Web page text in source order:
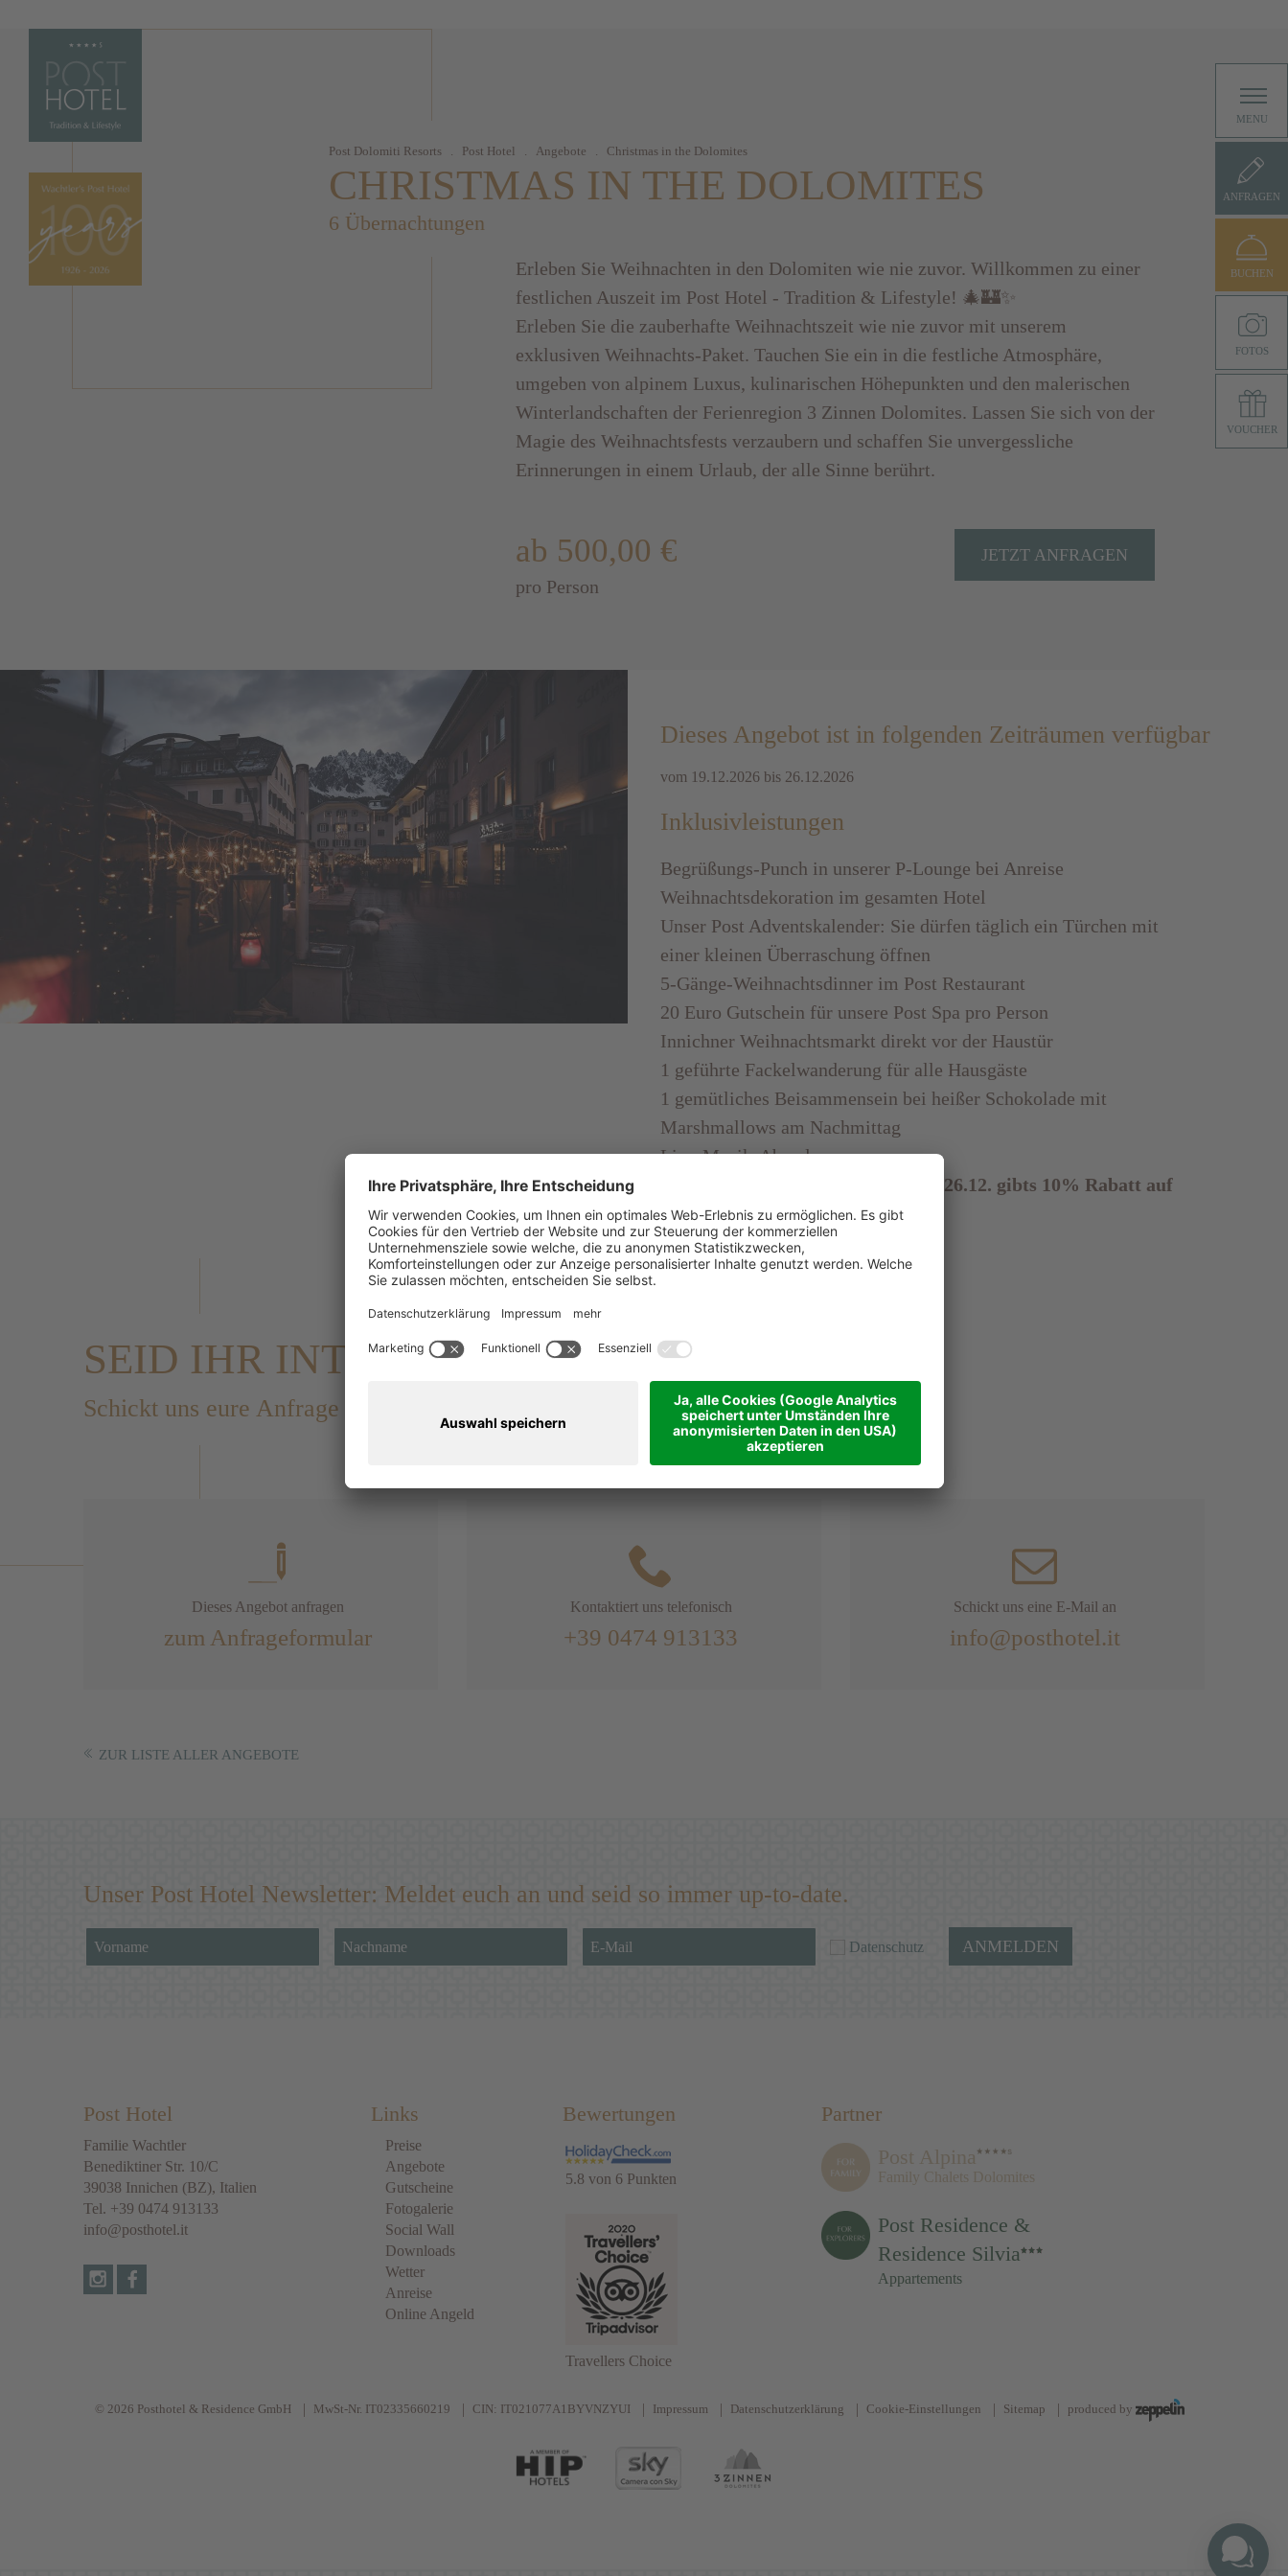
Post Dolomiti Resorts . Post Hotel . Angebote . Christmas in the Dolomites
CHRISTMAS IN THE DOLOMITES
6 Übernachtungen
Erleben Sie Weihnachten in den Dolomiten wie nie zuvor. Willkommen zu einer
festlichen Auszeit im Post Hotel - Tradition & Lifestyle! 🎄🏰✨
Erleben Sie die zauberhafte Weihnachtszeit wie nie zuvor mit unserem
exklusiven Weihnachts-Paket. Tauchen Sie ein in die festliche Atmosphäre,
umgeben von alpinem Luxus, kulinarischen Höhepunkten und den malerischen
Winterlandschaften der Ferienregion 3 Zinnen Dolomites. Lassen Sie sich von der
Magie des Weihnachtsfests verzaubern und schaffen Sie unvergessliche
Erinnerungen in einem Urlaub, der alle Sinne berührt.
ab 500,00 €
pro Person
JETZT ANFRAGEN
Dieses Angebot ist in folgenden Zeiträumen verfügbar
vom 19.12.2026 bis 26.12.2026
Inklusivleistungen
Begrüßungs-Punch in unserer P-Lounge bei Anreise
Weihnachtsdekoration im gesamten Hotel
Unser Post Adventskalender: Sie dürfen täglich ein Türchen mit
einer kleinen Überraschung öffnen
5-Gänge-Weihnachtsdinner im Post Restaurant
20 Euro Gutschein für unsere Post Spa pro Person
Innichner Weihnachtsmarkt direkt vor der Haustür
1 geführte Fackelwanderung für alle Hausgäste
1 gemütliches Beisammensein bei heißer Schokolade mit
Marshmallows am Nachmittag
Live-Musik-Abend
Ab 6 Nächten zwischen 18.12. und 26.12. gibts 10% Rabatt auf
den Halbpensionspreis
SEID IHR INTERESSIERT?
Schickt uns eure Anfrage oder ruft uns gleich an
Dieses Angebot anfragen
zum Anfrageformular
Kontaktiert uns telefonisch
+39 0474 913133
Schickt uns eine E-Mail an
info@posthotel.it
ZUR LISTE ALLER ANGEBOTE
Unser Post Hotel Newsletter: Meldet euch an und seid so immer up-to-date.
Datenschutz ANMELDEN
Post Hotel
Familie Wachtler
Benediktiner Str. 10/C
39038 Innichen (BZ), Italien
Tel. +39 0474 913133
info@posthotel.it
Links
Preise
Angebote
Gutscheine
Fotogalerie
Social Wall
Downloads
Wetter
Anreise
Online Angeld
Bewertungen
5.8 von 6 Punkten
Travellers Choice
Partner
Post Alpina
Family Chalets Dolomites
Post Residence &
Residence Silvia
Appartements
© 2026 Posthotel & Residence GmbH MwSt-Nr. IT02335660219 CIN: IT021077A1BYVNZYUI Impressum Datenschutzerklärung Cookie-Einstellungen Sitemap produced by
MENU
ANFRAGEN
BUCHEN
FOTOS
VOUCHER